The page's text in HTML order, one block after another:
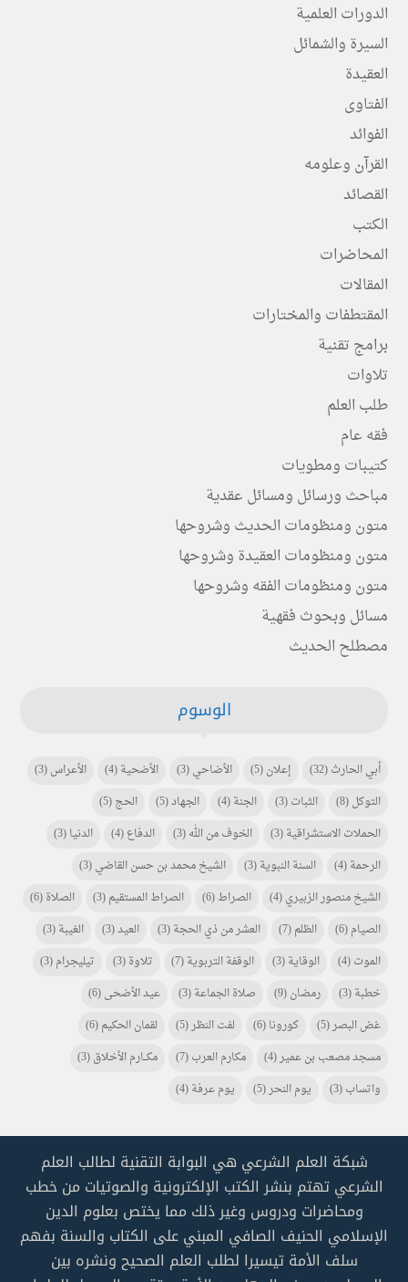
الدورات العلمية
السيرة والشمائل
العقيدة
الفتاوى
الفوائد
القرآن وعلومه
القصائد
الكتب
المحاضرات
المقالات
المقتطفات والمختارات
برامج تقنية
تلاوات
طلب العلم
فقه عام
كتيبات ومطويات
مباحث ورسائل ومسائل عقدية
متون ومنظومات الحديث وشروحها
متون ومنظومات العقيدة وشروحها
متون ومنظومات الفقه وشروحها
مسائل وبحوث فقهية
مصطلح الحديث
الوسوم
أبي الحارث(32) إعلان(5) الأضاحي(3) الأضحية(4) الأعراس(3)
التوكل(8) الثبات(3) الجنة(4) الجهاد(5) الحج(5)
الحملات الاستشراقية(3) الخوف من الله(3) الدفاع(4) الدنيا(3)
الرحمة(4) السنة النبوية(3) الشيخ محمد بن حسن القاضي(3)
الشيخ منصور الزبيري(4) الصراط(6) الصراط المستقيم(3) الصلاة(6)
الصيام(6) الظلم(7) العشر من ذي الحجة(3) العيد(3) الغيبة(3)
الموت(4) الوقاية(3) الوقفة التربوية(7) تلاوة(3) تيليجرام(3)
خطبة(3) رمضان(9) صلاة الجماعة(3) عيد الأضحى(6)
غض البصر(5) كورونا(6) لفت النظر(5) لقمان الحكيم(6)
مسجد مصعب بن عمير(4) مكارم العرب(7) مكـــارم الأخلاق(3)
واتساب(3) يوم النحر(5) يوم عرفة(4)
شبكة العلم الشرعي هي البوابة التقنية لطالب العلم
الشرعي تهتم بنشر الكتب الإلكترونية والصوتيات من خطب
ومحاضرات ودروس وغير ذلك مما يختص بعلوم الدين
الإسلامي الحنيف الصافي المبني على الكتاب والسنة بفهم
سلف الأمة تيسيرا لطلب العلم الصحيح ونشره بين